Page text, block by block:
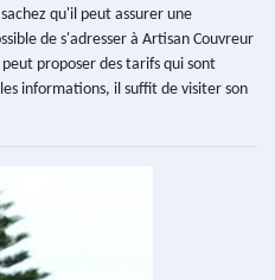
qu'il peut assurer une
de s'adresser à Artisan Couvreur
proposer des tarifs qui sont
informations, il suffit de visiter son